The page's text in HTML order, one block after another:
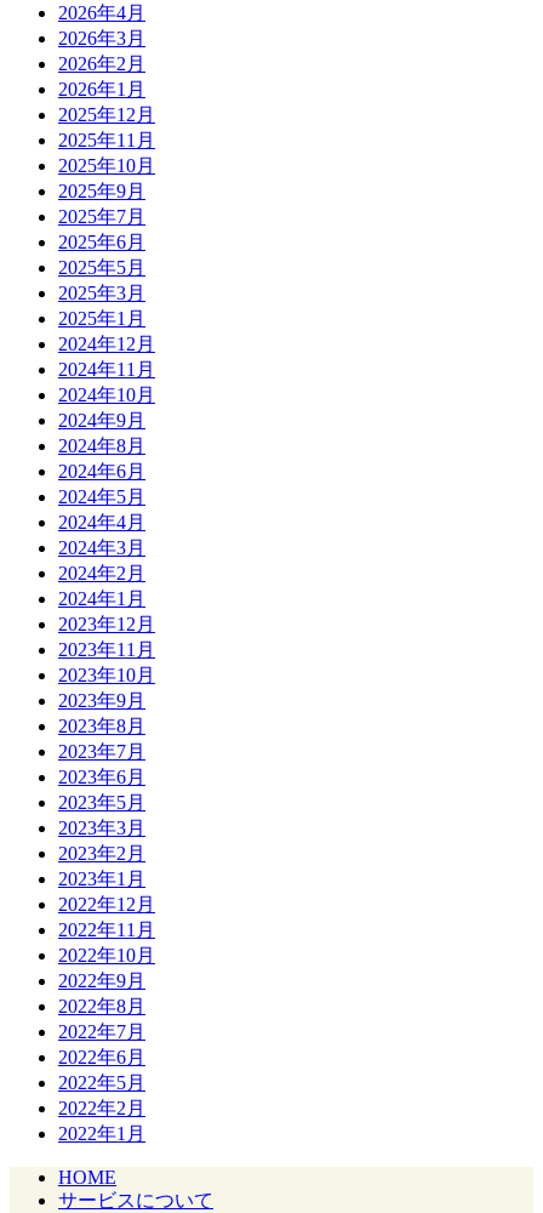
2026年4月
2026年3月
2026年2月
2026年1月
2025年12月
2025年11月
2025年10月
2025年9月
2025年7月
2025年6月
2025年5月
2025年3月
2025年1月
2024年12月
2024年11月
2024年10月
2024年9月
2024年8月
2024年6月
2024年5月
2024年4月
2024年3月
2024年2月
2024年1月
2023年12月
2023年11月
2023年10月
2023年9月
2023年8月
2023年7月
2023年6月
2023年5月
2023年3月
2023年2月
2023年1月
2022年12月
2022年11月
2022年10月
2022年9月
2022年8月
2022年7月
2022年6月
2022年5月
2022年2月
2022年1月
HOME
サービスについて